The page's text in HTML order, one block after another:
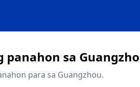
panahon sa
para sa Guangzhou.